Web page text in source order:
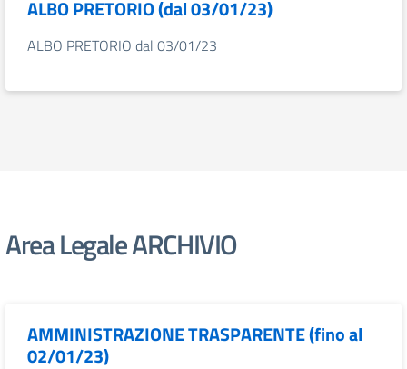
ALBO PRETORIO (dal 03/01/23)
ALBO PRETORIO dal 03/01/23
Area Legale ARCHIVIO
AMMINISTRAZIONE TRASPARENTE (fino al
02/01/23)